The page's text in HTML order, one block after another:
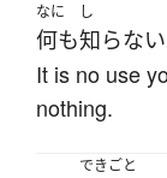
なに
何も
し
知らな
It is no use
nothing.
できごと